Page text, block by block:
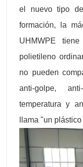
el nuevo tipo
formación, la
UHMWPE
polietileno
no pueden
anti-golpe,
temperatura y
llama "un